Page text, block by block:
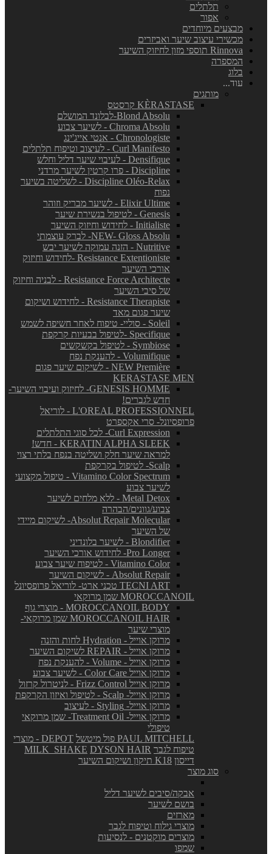
תלתלים
אפור
מבצעים מיוחדים
מכשירי עיצוב שיער ואביזרים
Rinnova תוספי מזון לחיזוק השיער
המספרה
בלוג
עוד...
מותגים
KÈRASTASE קרסטס
Blond Absolu-לבלונד המושלם
Chroma Absolu - לשיער צבוע
Chronologiste - אנטי אייג'ינג
Curl Manifesto - לעיצוב וטיפוח תלתלים
Densifique - לעיבוי שיער דליל וחלש
Discipline - פרו קרטין לשיער מרדני
Discipline Oléo-Relax - לשליטה בשיער
נפוח
Elixir Ultime - לשיער מבריק וזוהר
Genesis - לטיפול בנשירת שיער
Initialiste - לחידוש וחיזוק השיער
NEW- Gloss Absolu- לברק עוצמתי
Nutritive - הזנה עמוקה לשיער יבש
Resistance Extentioniste -לחידוש וחיזוק
אורכי השיער
Resistance Force Architecte - לבניה וחיזוק
של סיבי השיער
Resistance Therapiste - לחידוש ושיקום
שיער פגום מאד
Soleil - סוליי- טיפוח לאחר חשיפה לשמש
Specifique -לטיפול בבעיות קרקפת
Symbiose - לטיפול בקשקשים
Volumifique - להענקת נפח
NEW Première - לשיקום שיער פגום
KERASTASE MEN
GENESIS HOMME- לחיזוק ועיבוי השיער-
חדש לגברים!
L'OREAL PROFESSIONNEL - לוריאל
פרופסיונל- סרי אקספרט
Curl Expression- לכל סוגי התלתלים
KERATIN ALPHA SLEEK - חדש!
למראה שיער חלק ושליטה בנפח בלתי רצוי
Scalp- לטיפול בקרקפת
Vitamino Color Spectrum - טיפול מקצועי
לשיער צבוע
Metal Detox - ללא מלחים לשיער
צבוע/גוונים/הבהרה
Absolut Repair Molecular- לשיקום מיידי
של השיער
Blondifier - לשיער בלונדיני
Pro Longer- לחידוש אורכי השיער
Vitamino Color - לטיפוח שיער צבוע
Absolut Repair - לשיקום השיער
TECNI ART טכני ארט- לוריאל פרופסיונל
MOROCCANOIL שמן מרוקאי
MOROCCANOIL BODY - מוצרי גוף
MOROCCANOIL HAIR שמן מרוקאי-
מוצרי שיער
מרוקן אוייל - Hydration לחות והזנה
מרוקן אוייל - REPAIR לשיקום השיער
מרוקן אוייל - Volume - להענקת נפח
מרוקן אוייל Color Care - לשיער צבוע
מרוקן אוייל Frizz Control - לניטרול קרזול
מרוקן אוייל- Scalp - לטיפול ואיזון הקרקפת
מרוקן אוייל- Styling - לעיצוב
מרוקן אוייל- Treatment Oil- שמן מרוקאי
טיפולי
PAUL MITCHELL פול מיטשל
DEPOT - מוצרי
טיפוח לגבר
MILK_SHAKE DYSON HAIR
דייסון K18 תיקון ושיקום השיער
סוג מוצר
אבקה/סיבים לשיער דליל
בושם לשיער
מארזים
מוצרי גילוח וטיפוח לגבר
מוצרים מוקטנים - לנסיעות
שמפו